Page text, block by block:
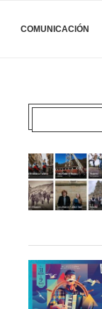
COMUNICACIÓN